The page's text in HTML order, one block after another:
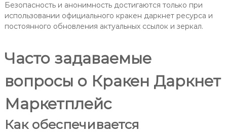
Безопасность и анонимность достигаются только при
использовании официального кракен даркнет ресурса и
постоянного обновления актуальных ссылок и зеркал.
Часто задаваемые
вопросы о Кракен Даркнет
Маркетплейс
Как обеспечивается